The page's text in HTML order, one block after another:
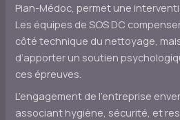
Pian-Médoc, permet une
Les équipes de SOS DC
côté technique du nettoyage,
d’apporter un soutien
ces épreuves.
L’engagement de l’entreprise
associant hygiène, sécurité, et